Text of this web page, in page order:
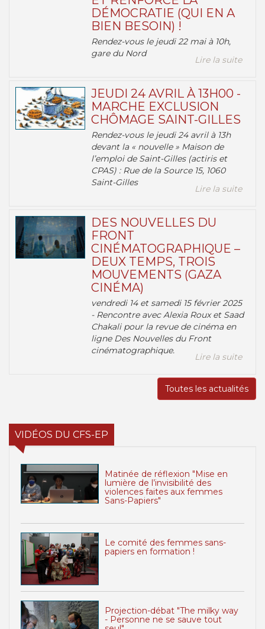
DÉMOCRATIE (QUI EN A
BIEN BESOIN) !
Rendez-vous le jeudi 22 mai à 10h,
gare du Nord
Lire la suite
JEUDI 24 AVRIL À 13H00 -
MARCHE EXCLUSION
CHÔMAGE SAINT-GILLES
Rendez-vous le jeudi 24 avril à 13h
devant la « nouvelle » Maison de
l’emploi de Saint-Gilles (actiris et
CPAS) : Rue de la Source 15, 1060
Saint-Gilles
Lire la suite
DES NOUVELLES DU
FRONT
CINÉMATOGRAPHIQUE –
DEUX TEMPS, TROIS
MOUVEMENTS (GAZA
CINÉMA)
vendredi 14 et samedi 15 février 2025
- Rencontre avec Alexia Roux et Saad
Chakali pour la revue de cinéma en
ligne Des Nouvelles du Front
cinématographique.
Lire la suite
Toutes les actualités
VIDÉOS DU CFS-EP
Matinée de réflexion "Mise en
lumière de l’invisibilité des
violences faites aux femmes
Sans-Papiers"
Le comité des femmes sans-
papiers en formation !
Projection-débat "The milky way
- Personne ne se sauve tout